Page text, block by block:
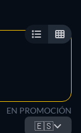
EN PROMOCIÓN
🇪🇸